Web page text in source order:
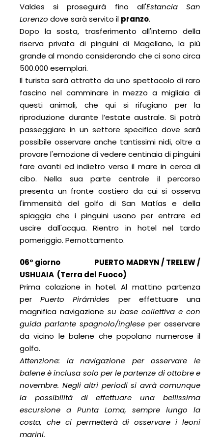
Valdes si proseguirà fino all'Estancia San
Lorenzo dove sarà servito il pranzo.
Dopo la sosta, trasferimento all'interno della
riserva privata di pinguini di Magellano, la più
grande al mondo considerando che ci sono circa
500.000 esemplari.
Il turista sarà attratto da uno spettacolo di raro
fascino nel camminare in mezzo a migliaia di
questi animali, che qui si rifugiano per la
riproduzione durante l’estate australe. Si potrà
passeggiare in un settore specifico dove sarà
possibile osservare anche tantissimi nidi, oltre a
provare l'emozione di vedere centinaia di pinguini
fare avanti ed indietro verso il mare in cerca di
cibo. Nella sua parte centrale il percorso
presenta un fronte costiero da cui si osserva
l'immensità del golfo di San Matías e della
spiaggia che i pinguini usano per entrare ed
uscire dall'acqua. Rientro in hotel nel tardo
pomeriggio. Pernottamento.
06° giorno PUERTO MADRYN / TRELEW /
USHUAIA (Terra del Fuoco)
Prima colazione in hotel. Al mattino partenza
perPuerto Pirámides per effettuare una
magnifica navigazione su base collettiva e con
guida parlante spagnolo/inglese per osservare
da vicino le balene che popolano numerose il
golfo.
Attenzione: la navigazione per osservare le
balene è inclusa solo per le partenze di ottobre e
novembre. Negli altri periodi si avrà comunque
la possibilità di effettuare una bellissima
escursione a Punta Loma, sempre lungo la
costa, che ci permetterà di osservare i leoni
marini.